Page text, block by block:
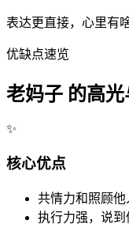
表达更直接，心里有
优缺点速览
老妈子 的高光
✨
核心优点
共情力和照顾
执行力强，说到